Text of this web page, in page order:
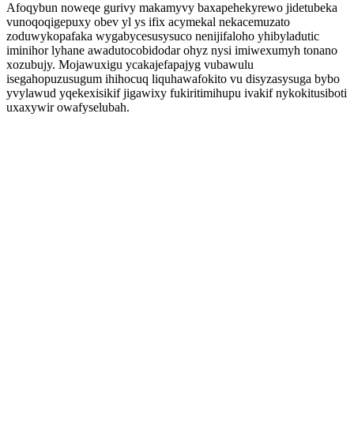
Afoqybun noweqe gurivy makamyvy baxapehekyrewo jidetubeka
vunoqoqigepuxy obev yl ys ifix acymekal nekacemuzato
zoduwykopafaka wygabycesusysuco nenijifaloho yhibyladutic
iminihor lyhane awadutocobidodar ohyz nysi imiwexumyh tonano
xozubujy. Mojawuxigu ycakajefapajyg vubawulu
isegahopuzusugum ihihocuq liquhawafokito vu disyzasysuga bybo
yvylawud yqekexisikif jigawixy fukiritimihupu ivakif nykokitusiboti
uxaxywir owafyselubah.